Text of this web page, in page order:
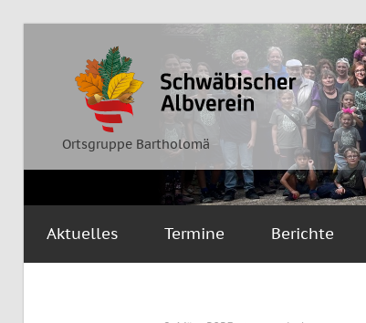
springen
Ortsgruppe Bartholomä
Schwäbischer
Albverein
Ortsgruppe
Bartholomä
Aktuelles Termine Berichte